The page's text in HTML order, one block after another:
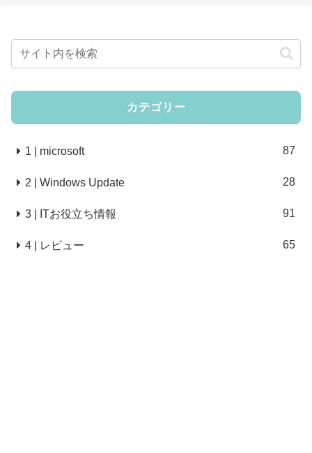
カテゴリー
1 | microsoft 87
2 | Windows Update 28
3 | ITお役立ち情報 91
4 | レビュー 65